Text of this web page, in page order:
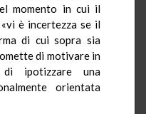
momento in cui il
è incertezza se il
di cui sopra sia
omette di motivare in
ipotizzare una
orientata